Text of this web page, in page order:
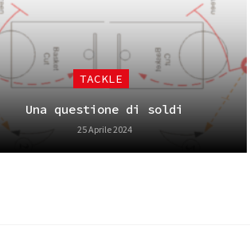
TACKLE
Una questione di soldi
25 Aprile 2024